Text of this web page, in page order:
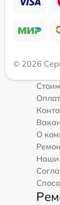
© 2026
О
Наши